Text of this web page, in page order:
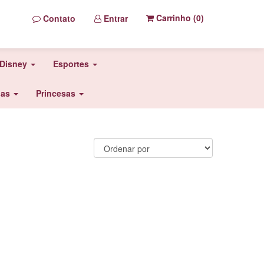
Contato Entrar Carrinho (0)
Disney Esportes
Princesas